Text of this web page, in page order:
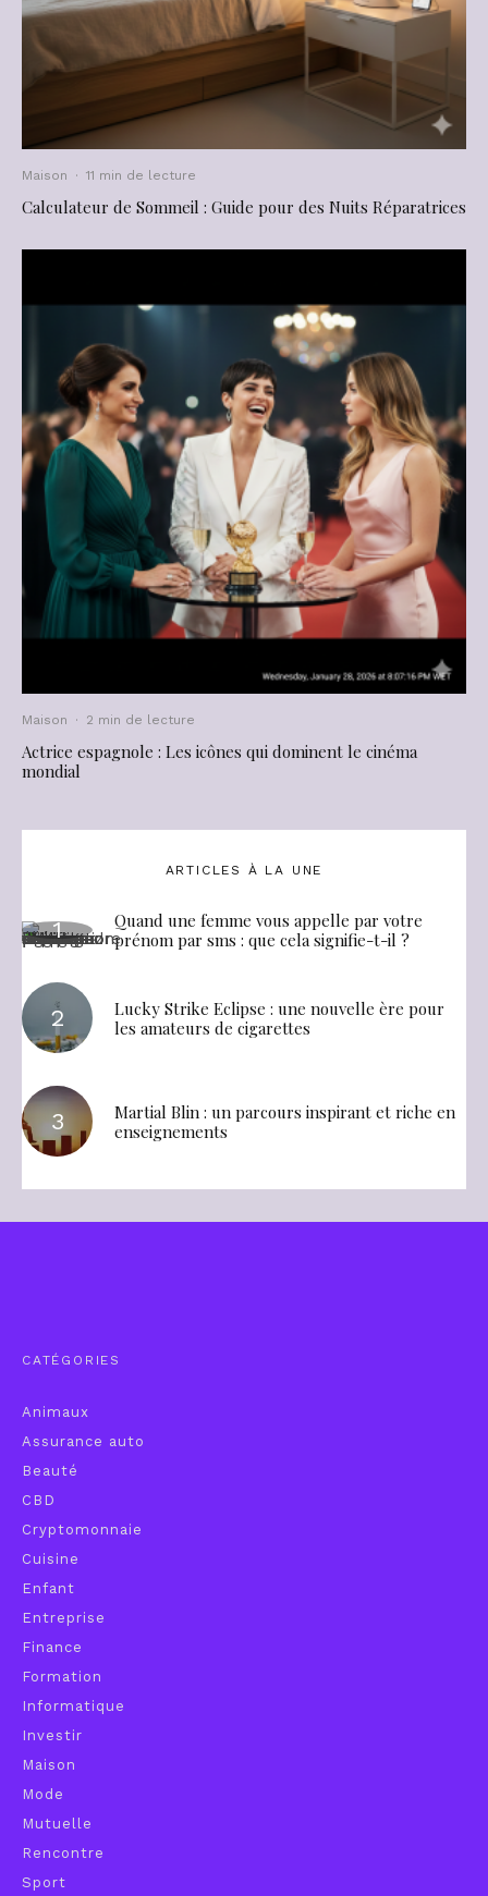
Maison · 11 min de lecture
Calculateur de Sommeil : Guide pour des Nuits Réparatrices
Maison · 2 min de lecture
Actrice espagnole : Les icônes qui dominent le cinéma
mondial
ARTICLES À LA UNE
Quand une femme vous appelle par votre
prénom par sms : que cela signifie-t-il ?
Lucky Strike Eclipse : une nouvelle ère pour
les amateurs de cigarettes
Martial Blin : un parcours inspirant et riche en
enseignements
CATÉGORIES
Animaux
Assurance auto
Beauté
CBD
Cryptomonnaie
Cuisine
Enfant
Entreprise
Finance
Formation
Informatique
Investir
Maison
Mode
Mutuelle
Rencontre
Sport